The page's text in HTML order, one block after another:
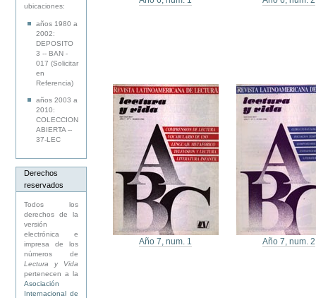
ubicaciones:
años 1980 a
2002:
DEPOSITO
3 -- BAN -
017 (Solicitar
en
Referencia)
años 2003 a
2010:
COLECCION
ABIERTA --
37-LEC
Derechos
reservados
Todos los
derechos de la
versión
electrónica e
impresa de los
números de
Lectura y Vida
pertenecen a la
Asociación
Internacional de
Año 7, num. 1 Año 7, num. 2